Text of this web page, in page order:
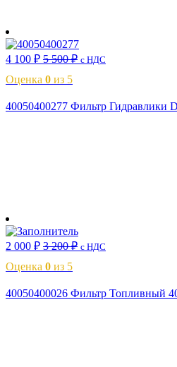
4 100 ₽ 5 500₽ с НДС
Оценка 0 из 5
40050400277 Фильтр Гидравлики
2 000 ₽ 3 200₽ с НДС
Оценка 0 из 5
40050400026 Фильтр Топливный